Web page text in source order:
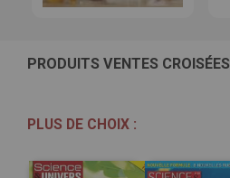
PRODUITS VENTES CROISÉES
PLUS DE CHOIX :